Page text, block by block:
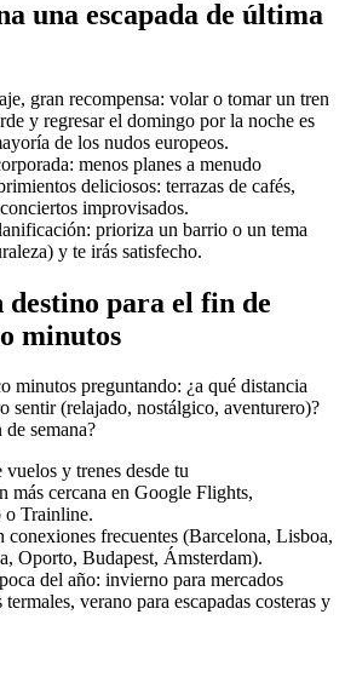
una escapada de última
gran recompensa: volar o tomar un tren
y regresar el domingo por la noche es
de los nudos europeos.
menos planes a menudo
deliciosos: terrazas de cafés,
improvisados.
prioriza un barrio o un tema
y te irás satisfecho.
destino para el fin de
minutos
minutos preguntando: ¿a qué distancia
sentir (relajado, nostálgico, aventurero)?
semana?
y trenes desde tu
más cercana en Google Flights,
o Trainline.
conexiones frecuentes (Barcelona, Lisboa,
Oporto, Budapest, Ámsterdam).
del año: invierno para mercados
verano para escapadas costeras y